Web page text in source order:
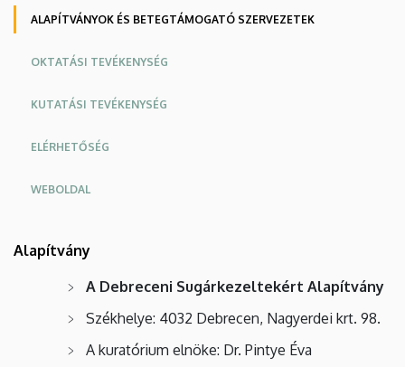
ALAPÍTVÁNYOK ÉS BETEGTÁMOGATÓ SZERVEZETEK
OKTATÁSI TEVÉKENYSÉG
KUTATÁSI TEVÉKENYSÉG
ELÉRHETŐSÉG
WEBOLDAL
Alapítvány
A Debreceni Sugárkezeltekért Alapítvány
Székhelye: 4032 Debrecen, Nagyerdei krt. 98.
A kuratórium elnöke: Dr. Pintye Éva